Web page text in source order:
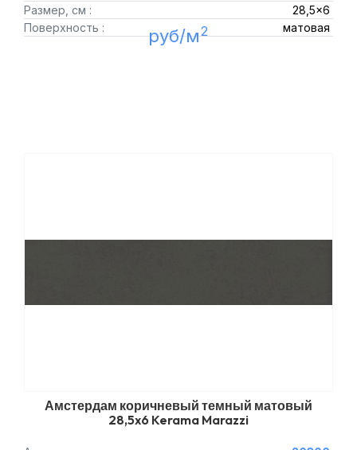
Размер, см :
28,5x6
Поверхность :
матовая
руб/м2
Амстердам коричневый темный матовый
28,5x6 Kerama Marazzi